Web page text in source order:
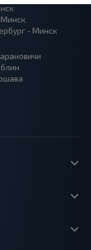
- Минск